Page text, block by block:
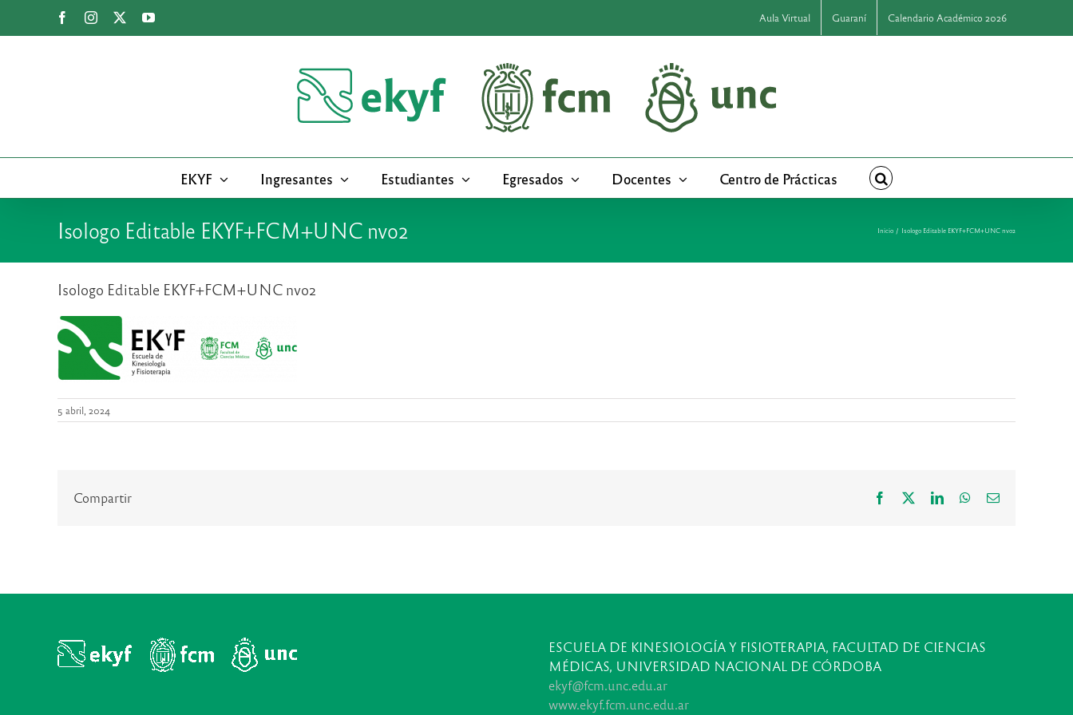
FacebookInstagram YouTube Aula Virtual Guaraní Calendario Académico 2026
EKYF Ingresantes Estudiantes Egresados Docentes Centro de Prácticas
Isologo Editable EKYF+FCM+UNC nvo2 Inicio Isologo Editable EKYF+FCM+UNC nvo2
Isologo Editable EKYF+FCM+UNC nvo2
5 abril, 2024
Compartir Facebook LinkedInWhatsApp
Correo
ESCUELA DE KINESIOLOGÍA Y FISIOTERAPIA, FACULTAD DE CIENCIAS
MÉDICAS, UNIVERSIDAD NACIONAL DE CÓRDOBA
ekyf@fcm.unc.edu.ar
www.ekyf.fcm.unc.edu.ar